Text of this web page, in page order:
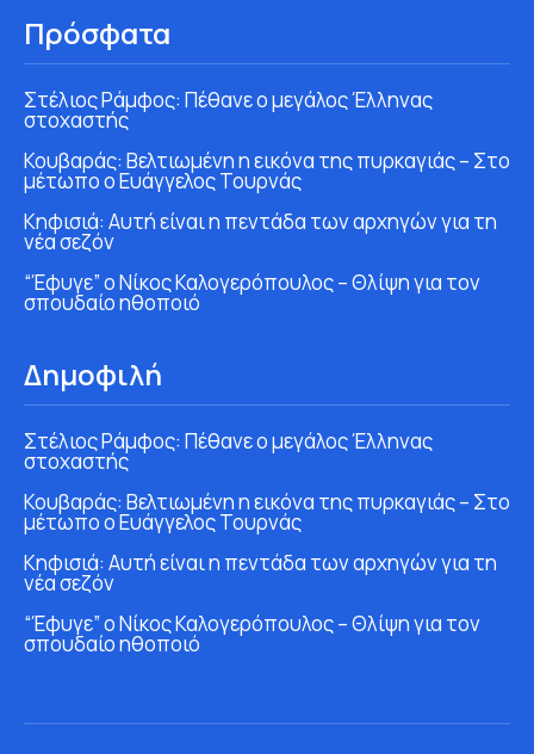
Πρόσφατα
Στέλιος Ράμφος: Πέθανε ο μεγάλος Έλληνας
στοχαστής
Κουβαράς: Βελτιωμένη η εικόνα της πυρκαγιάς – Στο
μέτωπο ο Ευάγγελος Τουρνάς
Κηφισιά: Αυτή είναι η πεντάδα των αρχηγών για τη
νέα σεζόν
“Έφυγε” ο Νίκος Καλογερόπουλος – Θλίψη για τον
σπουδαίο ηθοποιό
Δημοφιλή
Στέλιος Ράμφος: Πέθανε ο μεγάλος Έλληνας
στοχαστής
Κουβαράς: Βελτιωμένη η εικόνα της πυρκαγιάς – Στο
μέτωπο ο Ευάγγελος Τουρνάς
Κηφισιά: Αυτή είναι η πεντάδα των αρχηγών για τη
νέα σεζόν
“Έφυγε” ο Νίκος Καλογερόπουλος – Θλίψη για τον
σπουδαίο ηθοποιό